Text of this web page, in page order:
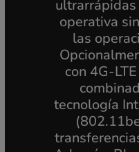
ultrarrápidas
operativa
las
con 4G-
tecnología